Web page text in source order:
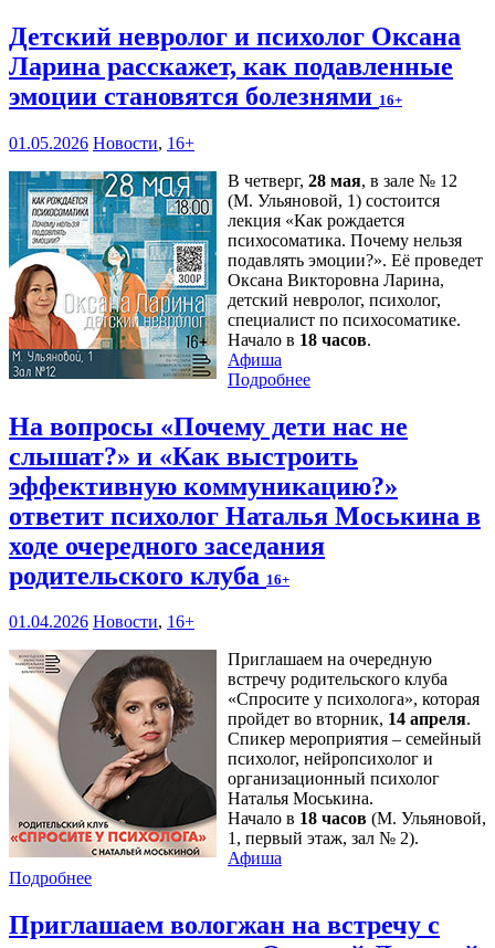
Детский невролог и психолог Оксана
Ларина расскажет, как подавленные
эмоции становятся болезнями 16+
01.05.2026 Новости, 16+
В четверг, 28 мая, в зале № 12
(М. Ульяновой, 1) состоится
лекция «Как рождается
психосоматика. Почему нельзя
подавлять эмоции?». Её проведет
Оксана Викторовна Ларина,
детский невролог, психолог,
специалист по психосоматике.
Начало в 18 часов.
Афиша
Подробнее
На вопросы «Почему дети нас не
слышат?» и «Как выстроить
эффективную коммуникацию?»
ответит психолог Наталья Моськина в
ходе очередного заседания
родительского клуба 16+
01.04.2026 Новости, 16+
Приглашаем на очередную
встречу родительского клуба
«Спросите у психолога», которая
пройдет во вторник, 14 апреля.
Спикер мероприятия – семейный
психолог, нейропсихолог и
организационный психолог
Наталья Моськина.
Начало в 18 часов (М. Ульяновой,
1, первый этаж, зал № 2).
Афиша
Подробнее
Приглашаем вологжан на встречу с